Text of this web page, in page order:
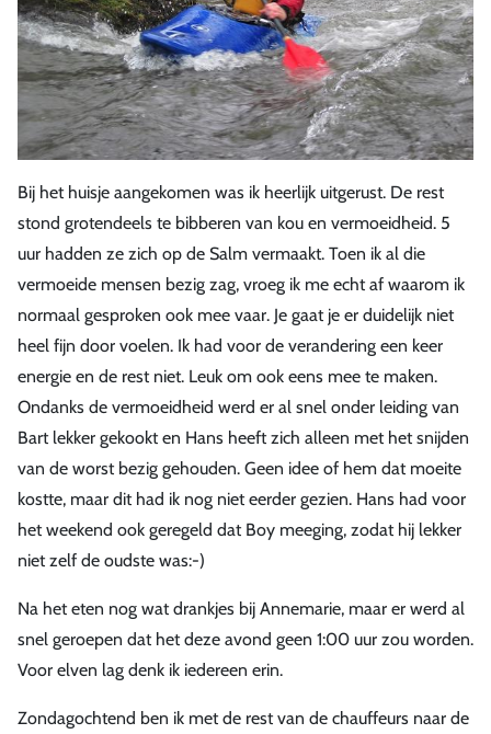
Bij het huisje aangekomen was ik heerlijk uitgerust. De rest
stond grotendeels te bibberen van kou en vermoeidheid. 5
uur hadden ze zich op de Salm vermaakt. Toen ik al die
vermoeide mensen bezig zag, vroeg ik me echt af waarom ik
normaal gesproken ook mee vaar. Je gaat je er duidelijk niet
heel fijn door voelen. Ik had voor de verandering een keer
energie en de rest niet. Leuk om ook eens mee te maken.
Ondanks de vermoeidheid werd er al snel onder leiding van
Bart lekker gekookt en Hans heeft zich alleen met het snijden
van de worst bezig gehouden. Geen idee of hem dat moeite
kostte, maar dit had ik nog niet eerder gezien. Hans had voor
het weekend ook geregeld dat Boy meeging, zodat hij lekker
niet zelf de oudste was:-)
Na het eten nog wat drankjes bij Annemarie, maar er werd al
snel geroepen dat het deze avond geen 1:00 uur zou worden.
Voor elven lag denk ik iedereen erin.
Zondagochtend ben ik met de rest van de chauffeurs naar de